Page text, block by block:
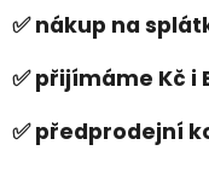
✅ nákup na
✅ přijímáme Kč i
✅ předprodejní